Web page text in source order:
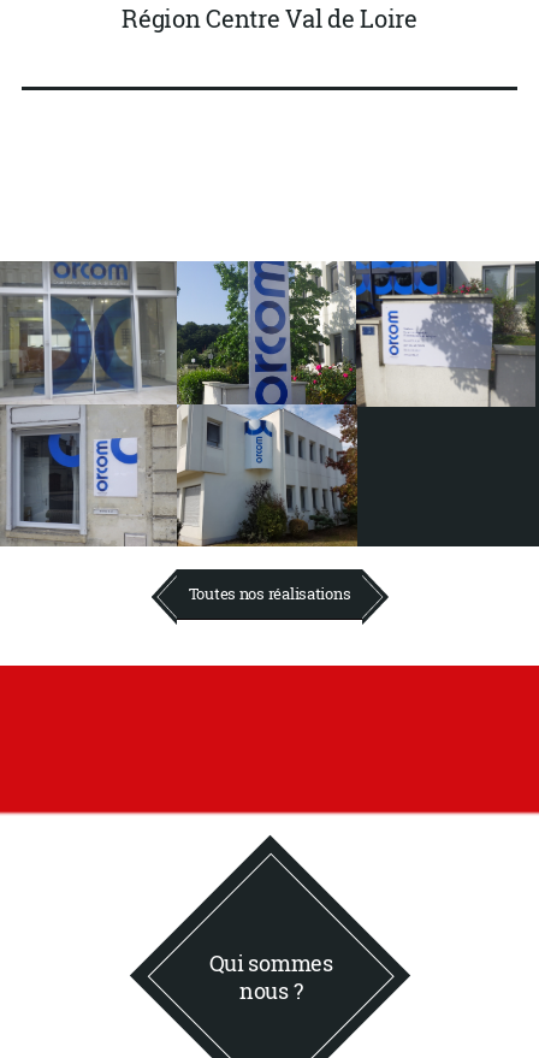
Région Centre Val de Loire
Toutes nos réalisations
Qui sommes
nous ?